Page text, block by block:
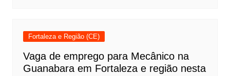
Fortaleza e Região (CE)
Vaga de emprego para Mecânico na
Guanabara em Fortaleza e região nesta